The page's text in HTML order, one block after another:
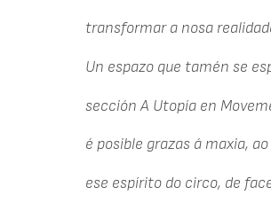
transformar a nosa
Un espazo que tamén se
sección A Utopía en
é posible grazas á maxia,
ese espírito do circo, de